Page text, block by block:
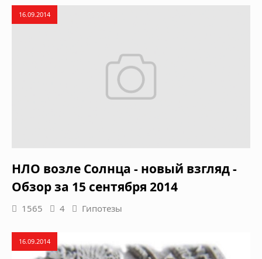
16.09.2014
НЛО возле Солнца - новый взгляд -
Обзор за 15 сентября 2014
1565 4 Гипотезы
16.09.2014